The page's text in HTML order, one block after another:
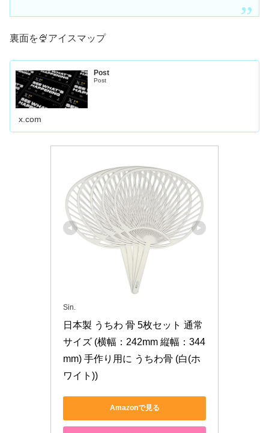
裏面を🍨アイスマップ
Post
Post
x.com
Sin.
日本製 うちわ 骨 5枚セット 通常
サイズ (横幅：242mm 縦幅：344
mm) 手作り用に うちわ骨 (白(ホ
ワイト))
Amazonで見る